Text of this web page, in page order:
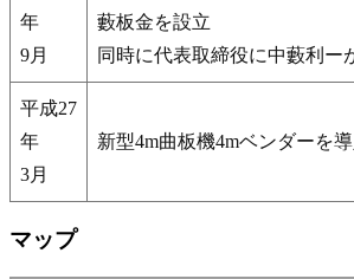
年
9月
藪板金を設立
同時に代表取締役に中藪利ー
平成27
年
3月
新型4m曲板機4mベンダーを導
マップ